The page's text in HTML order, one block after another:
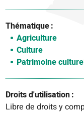
Thématique
Agriculture
Culture
Patrimoine
Droits d'utilisation
Libre de droits y